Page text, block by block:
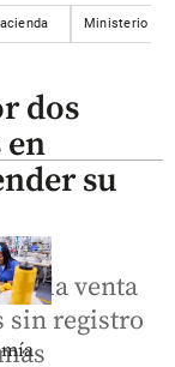
Ministerio de
dos
su
la venta
sin registro